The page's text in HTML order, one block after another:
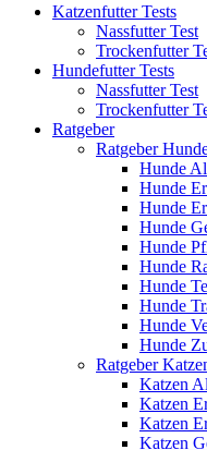
Katzenfutter Tests
Nassfutter Test
Trockenfutter
Hundefutter Tests
Nassfutter Test
Trockenfutter
Ratgeber
Ratgeber
Hunde
Hunde
Hunde
Hunde
Hunde
Hunde
Hunde
Hunde
Hunde
Hunde
Ratgeber
Katzen
Katzen
Katzen
Katzen